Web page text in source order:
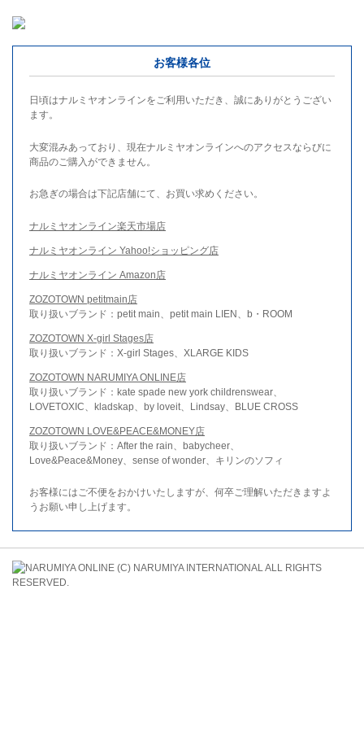
お客様各位
日頃はナルミヤオンラインをご利用いただき、誠にありがとうござい
ます。
大変混みあっており、現在ナルミヤオンラインへのアクセスならびに
商品のご購入ができません。
お急ぎの場合は下記店舗にて、お買い求めください。
ナルミヤオンライン楽天市場店
ナルミヤオンライン Yahoo!ショッピング店
ナルミヤオンライン Amazon店
ZOZOTOWN petitmain店
取り扱いブランド：petit main、petit main LIEN、b・ROOM
ZOZOTOWN X-girl Stages店
取り扱いブランド：X-girl Stages、XLARGE KIDS
ZOZOTOWN NARUMIYA ONLINE店
取り扱いブランド：kate spade new york childrenswear、
LOVETOXIC、kladskap、by loveit、Lindsay、BLUE CROSS
ZOZOTOWN LOVE&PEACE&MONEY店
取り扱いブランド：After the rain、babycheer、
Love&Peace&Money、sense of wonder、キリンのソフィ
お客様にはご不便をおかけいたしますが、何卒ご理解いただきますよ
うお願い申し上げます。